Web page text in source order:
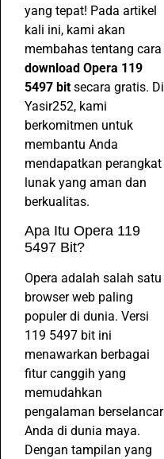
yang tepat! Pada artikel
kali ini, kami akan
membahas tentang cara
download Opera 119
5497 bit secara gratis. Di
Yasir252, kami
berkomitmen untuk
membantu Anda
mendapatkan perangkat
lunak yang aman dan
berkualitas.
Apa Itu Opera 119
5497 Bit?
Opera adalah salah satu
browser web paling
populer di dunia. Versi
119 5497 bit ini
menawarkan berbagai
fitur canggih yang
memudahkan
pengalaman berselancar
Anda di dunia maya.
Dengan tampilan yang